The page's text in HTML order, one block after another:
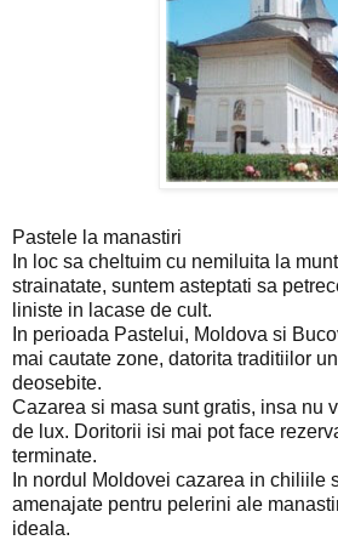
Pastele la manastiri
In loc sa cheltuim cu nemiluita la
strainatate, suntem asteptati sa
liniste in lacase de cult.
In perioada Pastelui, Moldova si
mai cautate zone, datorita traditiilor
deosebite.
Cazarea si masa sunt gratis, insa nu
de lux. Doritorii isi mai pot face
terminate.
In nordul Moldovei cazarea in chiliile
amenajate pentru pelerini ale
ideala.